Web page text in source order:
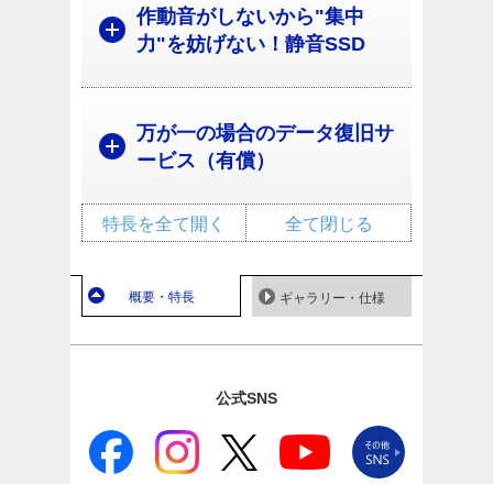
作動音がしないから"集中
力"を妨げない！静音SSD
万が一の場合のデータ復旧サ
ービス（有償）
全て閉じる
特長を全て開く
概要・特長 ギャラリー・仕様
公式SNS